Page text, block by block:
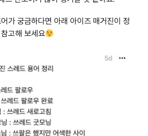
가 궁금하다면 아래 아이즈 매거진이 정
고해 보세요